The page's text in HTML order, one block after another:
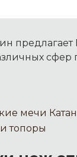
предлагает
сфер
мечи
топоры